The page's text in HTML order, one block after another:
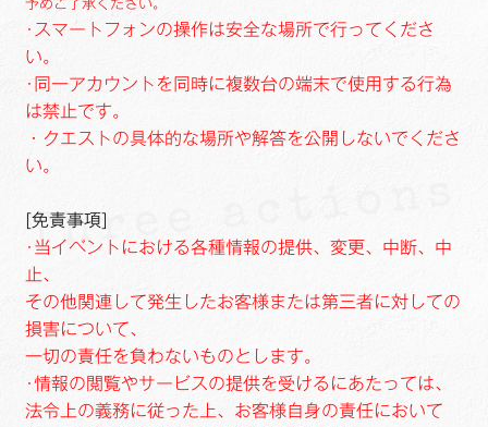
予めご了承ください。
･スマートフォンの操作は安全な場所で行ってくださ
い。
･同一アカウントを同時に複数台の端末で使用する行為
は禁止です。
・クエストの具体的な場所や解答を公開しないでくださ
い。
[免責事項]
･当イベントにおける各種情報の提供、変更、中断、中
止、
その他関連して発生したお客様または第三者に対しての
損害について、
一切の責任を負わないものとします。
･情報の閲覧やサービスの提供を受けるにあたっては、
法令上の義務に従った上、お客様自身の責任において